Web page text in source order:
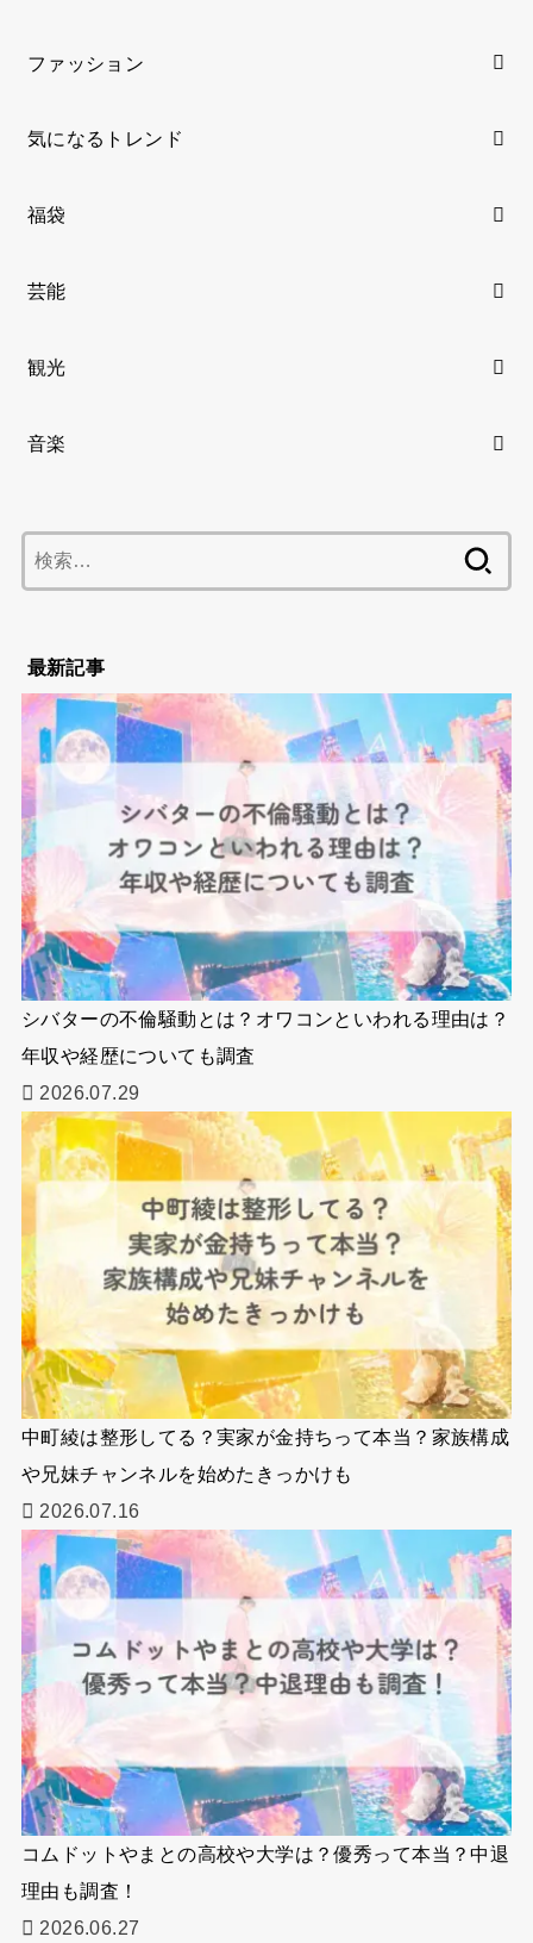
ファッション
気になるトレンド
福袋
芸能
観光
音楽
索:
最新記事
シバターの不倫騒動とは？オワコンといわれる理由は？
年収や経歴についても調査
2026.07.29
中町綾は整形してる？実家が金持ちって本当？家族構成
や兄妹チャンネルを始めたきっかけも
2026.07.16
コムドットやまとの高校や大学は？優秀って本当？中退
理由も調査！
2026.06.27